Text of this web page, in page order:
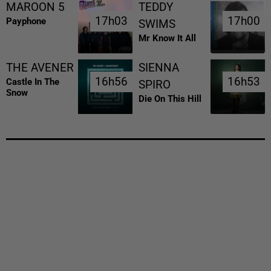
MAROON 5
Payphone 17h03
17h03
TEDDY
SWIMS
Mr Know It All
17h00
17h00
THE AVENER
Castle In The
Snow
16h56
16h56
SIENNA
SPIRO
Die On This Hill
16h53
16h53